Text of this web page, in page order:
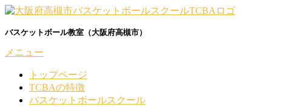
コ
テ
ン
バスケットボール教室（大阪府高槻市）
メニュー
トップページ
TCBAの特徴
バスケットボールスクール